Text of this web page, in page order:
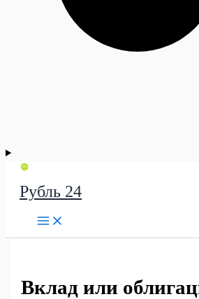
Рубль 24
Вклад или